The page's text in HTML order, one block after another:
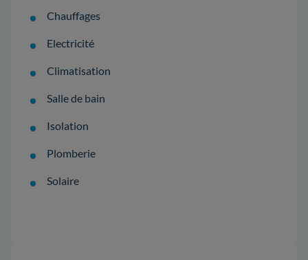
Chauffages
Electricité
Climatisation
Salle de bain
Isolation
Plomberie
Solaire